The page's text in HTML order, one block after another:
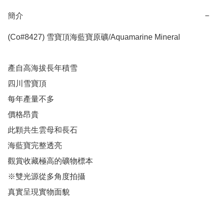
簡介 −
(Co#8427) 雪寶頂海藍寶原礦/Aquamarine Mineral
產自高海拔長年積雪
四川雪寶頂
每年產量不多
價格昂貴
此顆共生雲母和長石
海藍寶完整透亮
觀賞收藏極高的礦物標本
※雙光源從多角度拍攝
真實呈現實物面貌